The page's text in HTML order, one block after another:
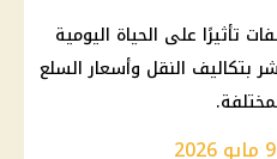
تأثيرًا على الحياة اليومية
بتكاليف النقل وأسعار السلع